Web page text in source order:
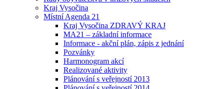
Kraj Vysočina
Místní Agenda 21
Kraj Vysočina ZDRAVÝ KRAJ
MA21 – základní informace
Informace - akční plán, zápis z jednání
Pozvánky
Harmonogram akcí
Realizované aktivity
Plánování s veřejností 2013